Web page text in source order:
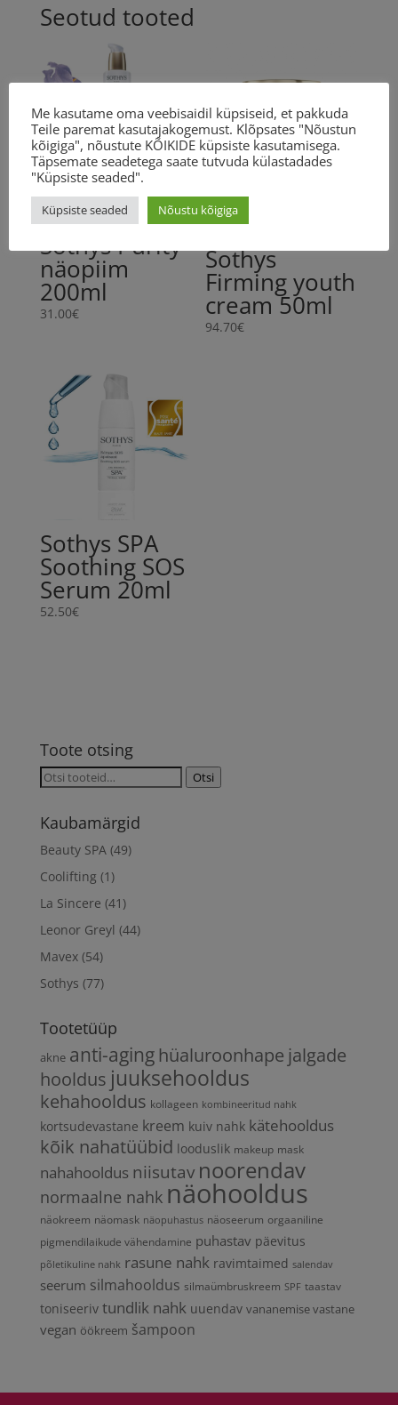
Seotud tooted
Sothys Purity
näopiim
200ml
31.00€
Sothys
Firming youth
cream 50ml
94.70€
Sothys SPA
Soothing SOS
Serum 20ml
52.50€
Toote otsing
Otsi: Otsi
Kaubamärgid
Beauty SPA (49)
Coolifting (1)
La Sincere (41)
Leonor Greyl (44)
Mavex (54)
Sothys (77)
Tootetüüp
akne anti-aging hüaluroonhape jalgade
hooldus juuksehooldus
kehahooldus kollageen kombineeritud nahk
kortsudevastane kreem kuiv nahk kätehooldus
kõik nahatüübid looduslik makeup mask
nahahooldus niisutav noorendav
normaalne nahk näohooldus
näokreem näomask näopuhastus näoseerum orgaaniline
pigmendilaikude vähendamine puhastav päevitus
põletikuline nahk rasune nahk ravimtaimed salendav
seerum silmahooldus silmaümbruskreem SPF taastav
toniseeriv tundlik nahk uuendav vananemise vastane
vegan öökreem šampoon
Me kasutame oma veebisaidil küpsiseid, et pakkuda
Teile paremat kasutajakogemust. Klõpsates "Nõustun
kõigiga", nõustute KÕIKIDE küpsiste kasutamisega.
Täpsemate seadetega saate tutvuda külastadades
"Küpsiste seaded".
Küpsiste seaded Nõustu kõigiga